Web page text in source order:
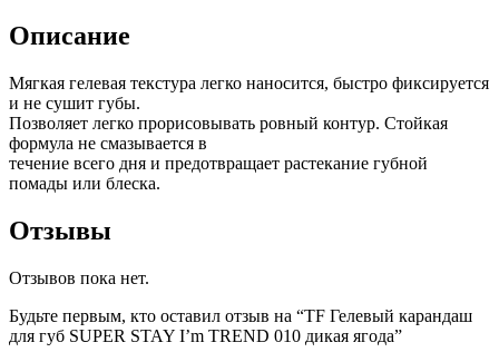
Описание
Мягкая гелевая текстура легко наносится, быстро фиксируется
и не сушит губы.
Позволяет легко прорисовывать ровный контур. Стойкая
формула не смазывается в
течение всего дня и предотвращает растекание губной
помады или блеска.
Отзывы
Отзывов пока нет.
Будьте первым, кто оставил отзыв на “TF Гелевый карандаш
для губ SUPER STAY I’m TREND 010 дикая ягода”